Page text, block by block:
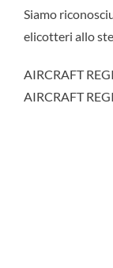
Siamo
elicotteri allo
AIRCRAFT
AIRCRAFT